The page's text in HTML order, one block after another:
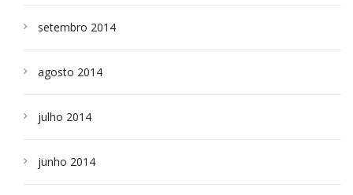
setembro 2014
agosto 2014
julho 2014
junho 2014